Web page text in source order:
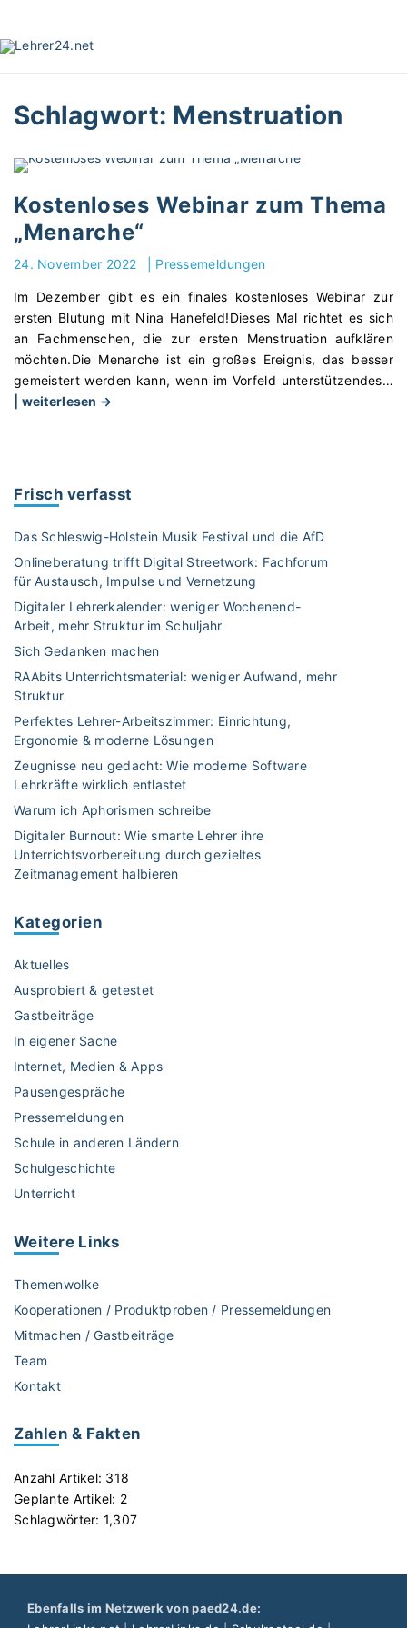
i
Schlagwort: Menstruation
Kostenloses Webinar zum Thema
„Menarche“
24. November 2022 Pressemeldungen
Im Dezember gibt es ein finales kostenloses Webinar zur
ersten Blutung mit Nina Hanefeld!⁠Dieses Mal richtet es sich
an Fachmenschen, die zur ersten Menstruation aufklären
möchten.⁠⁠Die Menarche ist ein großes Ereignis, das besser
gemeistert werden kann, wenn im Vorfeld unterstützendes…
| weiterlesen →
e
l
o
s
e
s
W
e
n
r
u
m
T
h
M
a
r
c
“
"
Frisch verfasst
Das Schleswig-Holstein Musik Festival und die AfD
Onlineberatung trifft Digital Streetwork: Fachforum
für Austausch, Impulse und Vernetzung
Digitaler Lehrerkalender: weniger Wochenend-
Arbeit, mehr Struktur im Schuljahr
Sich Gedanken machen
RAAbits Unterrichtsmaterial: weniger Aufwand, mehr
Struktur
Perfektes Lehrer-Arbeitszimmer: Einrichtung,
Ergonomie & moderne Lösungen
Zeugnisse neu gedacht: Wie moderne Software
Lehrkräfte wirklich entlastet
Warum ich Aphorismen schreibe
Digitaler Burnout: Wie smarte Lehrer ihre
Unterrichtsvorbereitung durch gezieltes
Zeitmanagement halbieren
Kategorien
Aktuelles
Ausprobiert & getestet
Gastbeiträge
In eigener Sache
Internet, Medien & Apps
Pausengespräche
Pressemeldungen
Schule in anderen Ländern
Schulgeschichte
Unterricht
Weitere Links
Themenwolke
Kooperationen / Produktproben / Pressemeldungen
Mitmachen / Gastbeiträge
Team
Kontakt
Zahlen & Fakten
Anzahl Artikel: 318
Geplante Artikel: 2
Schlagwörter: 1,307
Ebenfalls im Netzwerk von paed24.de: